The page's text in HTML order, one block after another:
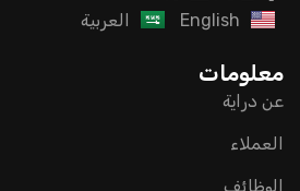
English العربية
معلومات
عن دراية
العملاء
الوظائف